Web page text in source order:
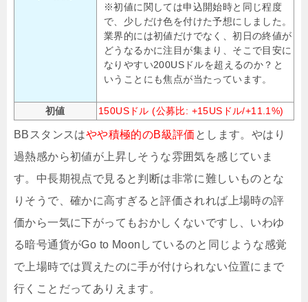
※初値に関しては申込開始時と同じ程度
で、少しだけ色を付けた予想にしました。
業界的には初値だけでなく、初日の終値が
どうなるかに注目が集まり、そこで目安に
なりやすい200USドルを超えるのか？と
いうことにも焦点が当たっています。
初値 150USドル (公募比: +15USドル/+11.1%)
BBスタンスはやや積極的のB級評価 とします。やはり
過熱感から初値が上昇しそうな雰囲気を感じていま
す。中長期視点で見ると判断は非常に難しいものとな
りそうで、確かに高すぎると評価されれば上場時の評
価から一気に下がってもおかしくないですし、いわゆ
る暗号通貨がGo to Moonしているのと同じような感覚
で上場時では買えたのに手が付けられない位置にまで
行くことだってありえます。